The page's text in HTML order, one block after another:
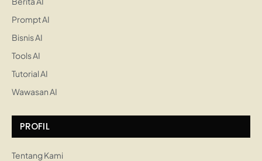
Prompt AI
Bisnis AI
Tools AI
Tutorial AI
Wawasan AI
PROFIL
Tentang Kami